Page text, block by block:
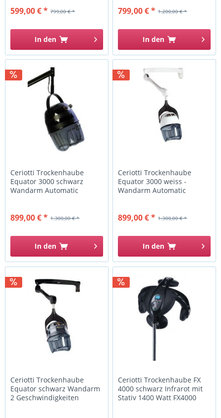
799,00 € *
599,00 € *
In den
1.200,00 € *
799,00 € *
In den
Ceriotti Trockenhaube
Equator 3000 schwarz
Wandarm Automatic
1.300,00 € *
899,00 € *
In den
Ceriotti Trockenhaube
Equator 3000 weiss -
Wandarm Automatic
1.300,00 € *
899,00 € *
In den
Ceriotti Trockenhaube
Equator schwarz Wandarm
2 Geschwindigkeiten
Ceriotti Trockenhaube FX
4000 schwarz Infrarot mit
Stativ 1400 Watt FX4000